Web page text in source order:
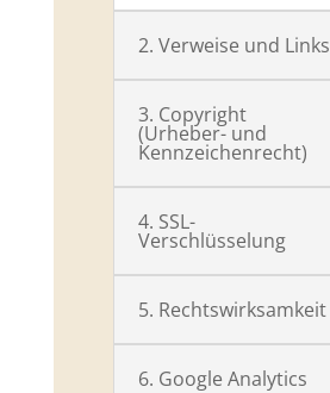
2. Verweise und Links
3. Copyright
(Urheber- und
Kennzeichenrecht)
4. SSL-
Verschlüsselung
5. Rechtswirksamkeit
6. Google Analytics